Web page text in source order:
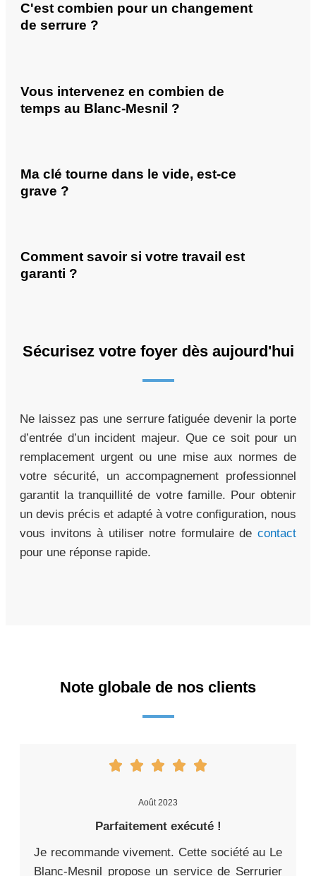
C'est combien pour un changement
de serrure ?
Vous intervenez en combien de
temps au Blanc-Mesnil ?
Ma clé tourne dans le vide, est-ce
grave ?
Comment savoir si votre travail est
garanti ?
Sécurisez votre foyer dès aujourd'hui
Ne laissez pas une serrure fatiguée devenir la porte
d’entrée d’un incident majeur. Que ce soit pour un
remplacement urgent ou une mise aux normes de
votre sécurité, un accompagnement professionnel
garantit la tranquillité de votre famille. Pour obtenir
un devis précis et adapté à votre configuration, nous
vous invitons à utiliser notre formulaire de contact
pour une réponse rapide.
Note globale de nos clients
Août 2023
Parfaitement exécuté !
Je recommande vivement. Cette société au Le
Blanc-Mesnil propose un service de Serrurier